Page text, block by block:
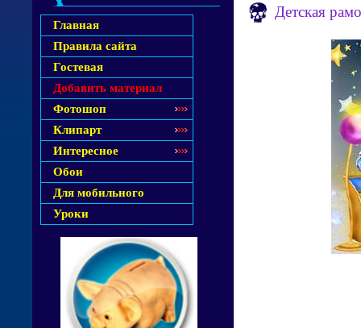
Главная
Правила сайта
Гостевая
Добавить материал
Фотошоп
Клипарт
Интересное
Обои
Для мобильного
Уроки
Детская